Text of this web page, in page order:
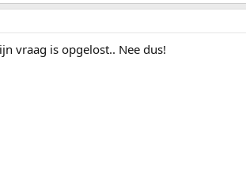
vraag is opgelost.. Nee dus!